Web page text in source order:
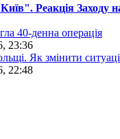
Реакція Заходу
40-денна операція
23:36
Як змінити
22:48